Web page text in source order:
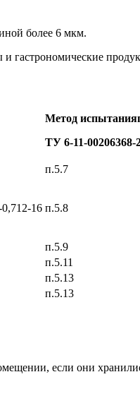
более 6 мкм.
гастрономические
Метод испытания
ТУ 6-11-00206368-
п.5.7
п.5.8
п.5.9
п.5.11
п.5.13
п.5.13
если они